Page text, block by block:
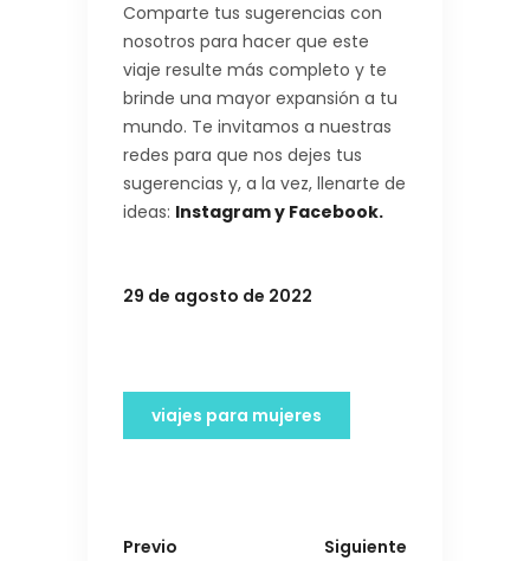
Comparte tus sugerencias con
nosotros para hacer que este
viaje resulte más completo y te
brinde una mayor expansión a tu
mundo. Te invitamos a nuestras
redes para que nos dejes tus
sugerencias y, a la vez, llenarte de
ideas: Instagram y Facebook.
29 de agosto de 2022
viajes para mujeres
Previo Siguiente